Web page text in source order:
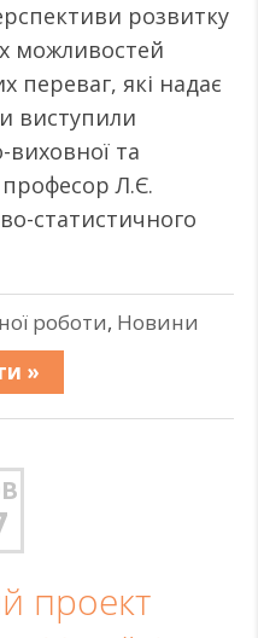
розвитку
можливостей
переваг, які надає
виступили
та
Л.Є.
статистичного
роботи, Новини
»
проект